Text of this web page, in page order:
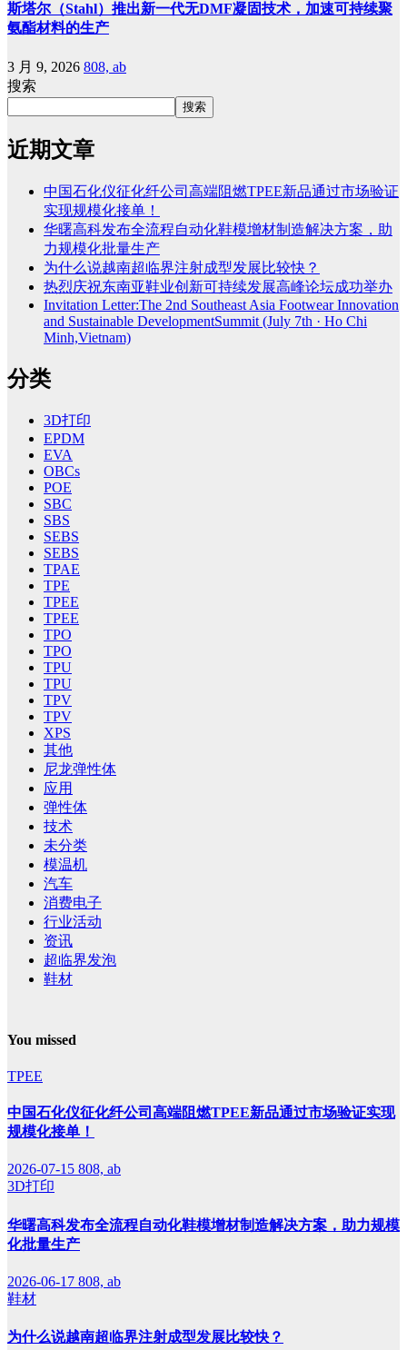
斯塔尔（Stahl）推出新一代无DMF凝固技术，加速可持续聚
氨酯材料的生产
3 月 9, 2026 808, ab
搜索
搜索
近期文章
中国石化仪征化纤公司高端阻燃TPEE新品通过市场验证
实现规模化接单！
华曙高科发布全流程自动化鞋模增材制造解决方案，助
力规模化批量生产
为什么说越南超临界注射成型发展比较快？
热烈庆祝东南亚鞋业创新可持续发展高峰论坛成功举办
Invitation Letter:The 2nd Southeast Asia Footwear Innovation
and Sustainable DevelopmentSummit (July 7th · Ho Chi
Minh,Vietnam)
分类
3D打印
EPDM
EVA
OBCs
POE
SBC
SBS
SEBS
SEBS
TPAE
TPE
TPEE
TPEE
TPO
TPO
TPU
TPU
TPV
TPV
XPS
其他
尼龙弹性体
应用
弹性体
技术
未分类
模温机
汽车
消费电子
行业活动
资讯
超临界发泡
鞋材
You missed
TPEE
中国石化仪征化纤公司高端阻燃TPEE新品通过市场验证实现
规模化接单！
2026-07-15 808, ab
3D打印
华曙高科发布全流程自动化鞋模增材制造解决方案，助力规模
化批量生产
2026-06-17 808, ab
鞋材
为什么说越南超临界注射成型发展比较快？